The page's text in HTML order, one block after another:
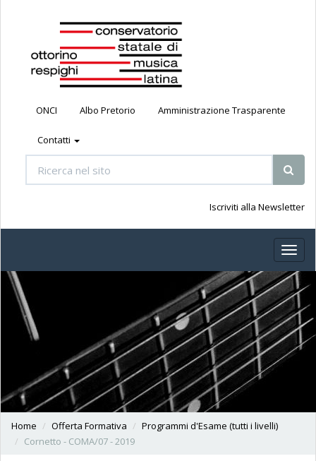
ONCI Albo Pretorio Amministrazione Trasparente
Contatti
Iscriviti alla Newsletter
Toggle
Home Offerta Formativa
Programmi d'Esame (tutti i livelli)
Cornetto - COMA/07 - 2019